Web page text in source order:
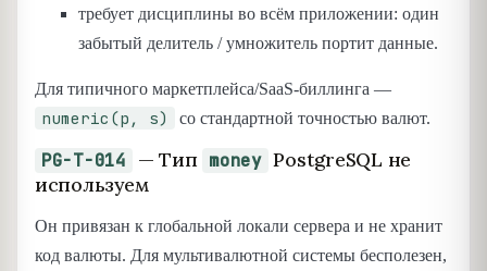
требует дисциплины во всём приложении: один
забытый делитель / умножитель портит данные.
Для типичного маркетплейса/SaaS-биллинга —
numeric(p, s) со стандартной точностью валют.
PG-T-014 — Тип money PostgreSQL не
используем
Он привязан к глобальной локали сервера и не хранит
код валюты. Для мультивалютной системы бесполезен,